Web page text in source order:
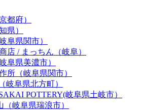
都府）
県）
阜県関市）
店 / まっちん（岐阜）
阜県美濃市）
所（岐阜県関市）
岐阜県北方町）
POTTERY(岐阜県土岐市）
（岐阜県瑞浪市）